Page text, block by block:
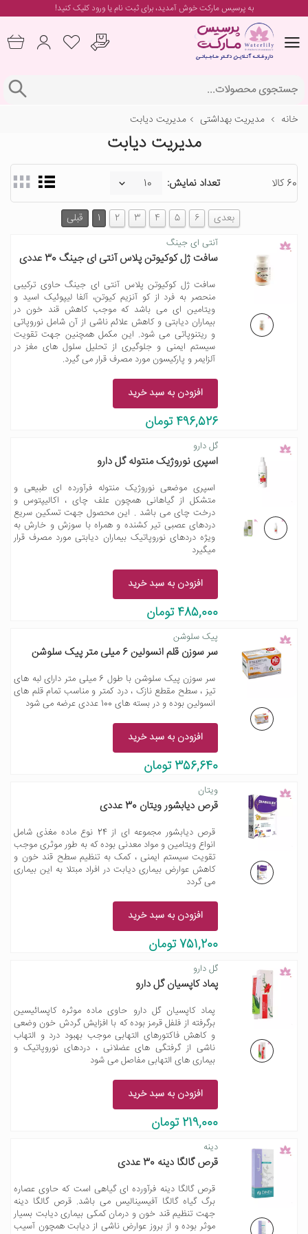
به پرسیس مارکت خوش آمدید، برایثبت نام یا ورودکلیک کنید!
خانه مدیریت بهداشتی مدیریت دیابت
مدیریت دیابت
60 کالا تعداد نمایش:
قبلی 1 2 3 4 5 6 بعدی
آنتی ای ‌جینگ
سافت ژل کوکیوتن پلاس آنتی ای جینگ 30 عددی
سافت ژل کوکیوتن پلاس آنتی ای جینگ حاوی ترکیبی
منحصر به فرد از کو آنزیم کیوتن، آلفا لیپوئیک اسید و
ویتامین ای می باشد که موجب کاهش قند خون در
بیماران دیابتی و کاهش علائم ناشی از آن شامل نوروپاتی
و ریتنوپاتی می شود. این مکمل همچنین جهت تقویت
سیستم ایمنی و جلوگیری از تحلیل سلول های مغز در
آلزایمر و پارکیسون مورد مصرف قرار می گیرد.
افزودن به سبد خرید
496,526 تومان
گل دارو
اسپری نوروژیک منتوله گل دارو
اسپری موضعی نوروژیک منتوله فرآورده ای طبیعی و
متشکل از گیاهانی همچون علف چای ، اکالیپتوس و
درخت چای می باشد . این محصول جهت تسکین سریع
دردهای عصبی تیر کشنده و همراه با سوزش و خارش به
ویژه دردهای نوروپاتیک بیماران دیابتی مورد مصرف قرار
میگیرد
افزودن به سبد خرید
485,000 تومان
پیک سلوشن
سر سوزن قلم انسولین 6 میلی متر پیک سلوشن
سر سوزن پیک سلوشن با طول 6 میلی متر دارای لبه های
تیز ، سطح مقطع نازک ، درد کمتر و مناسب تمام قلم های
انسولین بوده و در بسته های 100 عددی عرضه می شود
افزودن به سبد خرید
356,640 تومان
ویتان
قرص دیابشور ویتان 30 عددی
قرص دیابشور مجموعه ای از 24 نوع ماده مغذی شامل
انواع ویتامین و مواد معدنی بوده که به طور موثری موجب
تقویت سیستم ایمنی ، کمک به تنظیم سطح قند خون و
کاهش عوارض بیماری دیابت در افراد مبتلا به این بیماری
می گردد
افزودن به سبد خرید
751,200 تومان
گل دارو
پماد کاپسیان گل دارو
پماد کاپسیان گل دارو حاوی ماده موثره کاپسائیسین
برگرفته از فلفل قرمز بوده که با افزایش گردش خون وضعی
و کاهش فاکتورهای التهابی موجب بهبود درد و التهاب
ناشی از گرفتگی های عضلانی ، دردهای نوروپاتیک و
بیماری های التهابی مفاصل می شود
افزودن به سبد خرید
219,000 تومان
دینه
قرص گالگا دینه 30 عددی
قرص گالگا دینه فرآورده ای گیاهی است که حاوی عصاره
برگ گیاه گالگا آفیسینالیس می باشد. قرص گالگا دینه
جهت تنظیم قند خون و درمان کمکی بیماری دیابت بسیار
موثر بوده و از بروز عوارض ناشی از دیابت همچون آسیب